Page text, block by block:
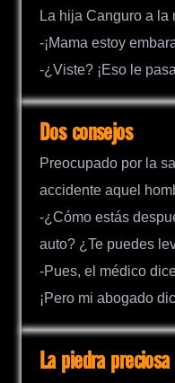
La hija Canguro a la
-¡Mama estoy
-¿Viste? ¡Eso le
Dos consejos
Preocupado por la
accidente aquel
-¿Cómo estás
auto? ¿Te puedes
-Pues, el médico
¡Pero mi abogado
La piedra preciosa